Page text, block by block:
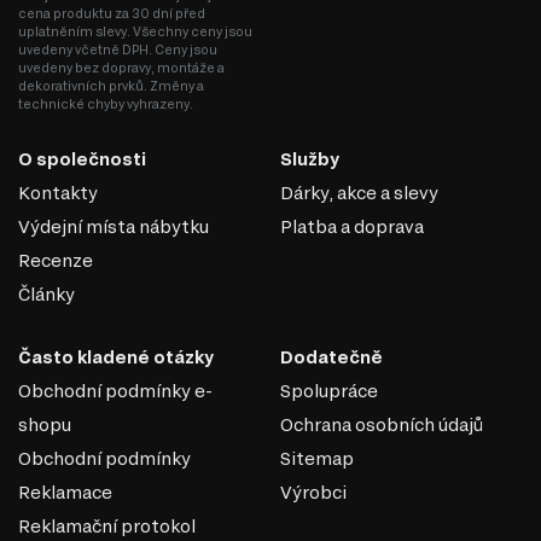
Pevnost a stabilita. MDF má vysokou hustotu, která zajišťuje dobrou
pevnost a odolnost proti deformacím.
Hladký povrch. Díky homogenní struktuře má materiál dokonale
rovný povrch, což z něj činí ideální základ pro lakování, laminaci
vytváření složitých tvarů, což umožňuje realizaci originálních
designových řešení.
bezpečných pryskyřic, které splňují moderní ekologické standardy.
MDF je univerzální materiál, který spojuje estetiku,
pevnost a dostupnost, což z něj činí ideální volbu pro
cena produktu za 30 dní před
uplatněním slevy. Všechny ceny jsou
uvedeny včetně DPH. Ceny jsou
uvedeny bez dopravy, montáže a
dekorativních prvků. Změny a
technické chyby vyhrazeny.
O společnosti
Kontakty
Výdejní místa nábytku
Recenze
Články
Služby
Dárky, akce a slevy
Platba a doprava
Často kladené otázky
Obchodní podmínky e-
shopu
Obchodní podmínky
Reklamace
Reklamační protokol
Dodatečně
Spolupráce
Ochrana osobních údajů
Sitemap
Výrobci